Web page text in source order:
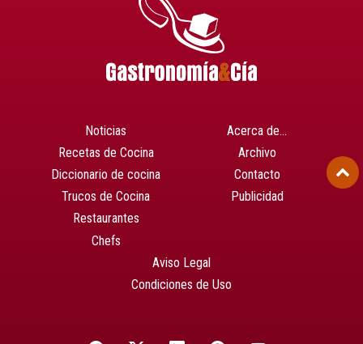
Noticias
Recetas de Cocina
Diccionario de cocina
Trucos de Cocina
Restaurantes
Chefs
Acerca de…
Archivo
Contacto
Publicidad
Aviso Legal
Condiciones de Uso